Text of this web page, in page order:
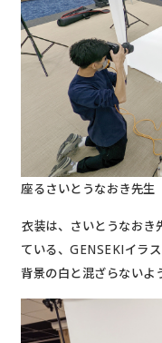
座るさいとうなおき先生
衣装は、さいとうなおき
ている、GENSEKIイラ
背景の白と混ざらないよ